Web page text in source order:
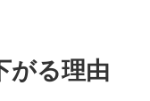
がる理由